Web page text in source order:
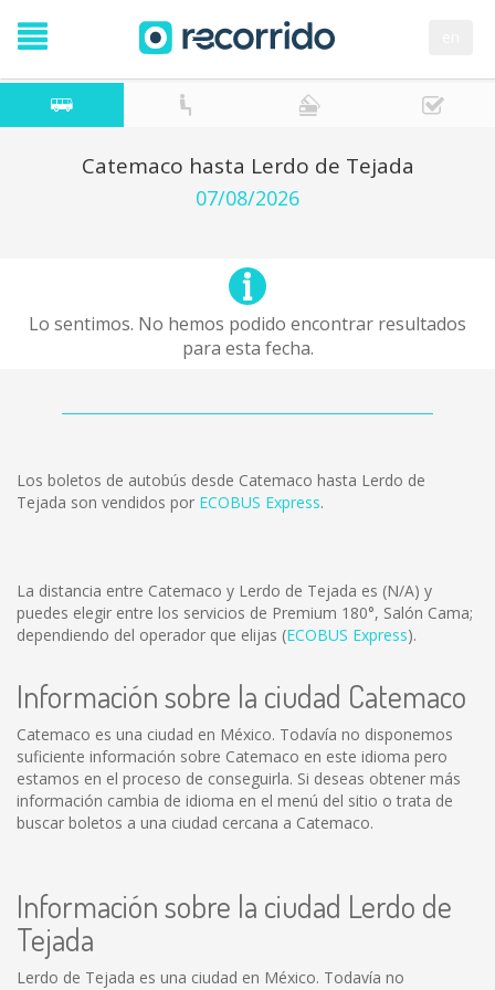
Catemaco hasta Lerdo de Tejada
07/08/2026
Lo sentimos. No hemos podido encontrar resultados
para esta fecha.
Los boletos de autobús desde Catemaco hasta Lerdo de
Tejada son vendidos por ECOBUS Express.
La distancia entre Catemaco y Lerdo de Tejada es (N/A) y
puedes elegir entre los servicios de Premium 180°, Salón Cama;
dependiendo del operador que elijas (ECOBUS Express).
Información sobre la ciudad Catemaco
Catemaco es una ciudad en México. Todavía no disponemos
suficiente información sobre Catemaco en este idioma pero
estamos en el proceso de conseguirla. Si deseas obtener más
información cambia de idioma en el menú del sitio o trata de
buscar boletos a una ciudad cercana a Catemaco.
Información sobre la ciudad Lerdo de
Tejada
Lerdo de Tejada es una ciudad en México. Todavía no